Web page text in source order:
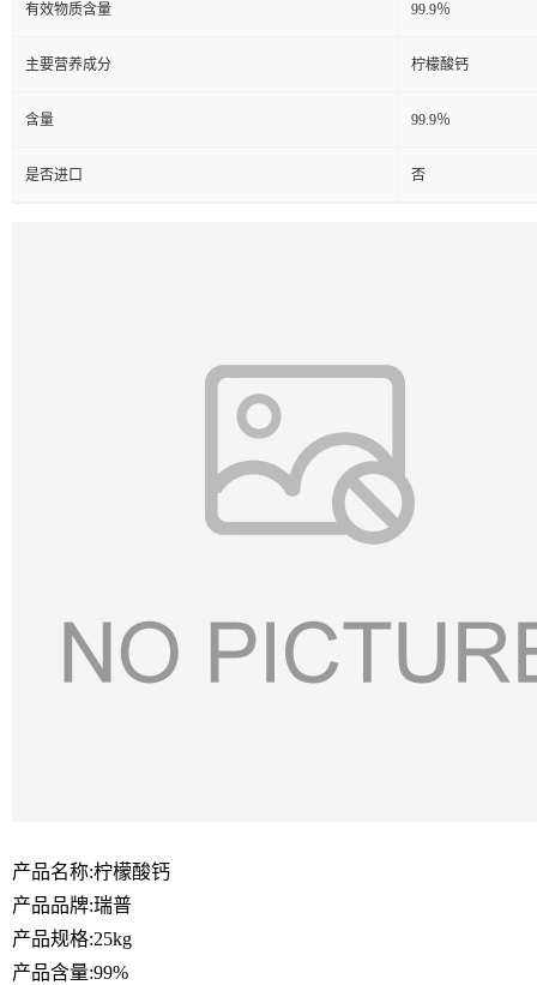
有效物质含量 99.9％
主要营养成分 柠檬酸钙
含量 99.9％
是否进口 否
产品名称:柠檬酸钙
产品品牌:瑞普
产品规格:25kg
产品含量:99%